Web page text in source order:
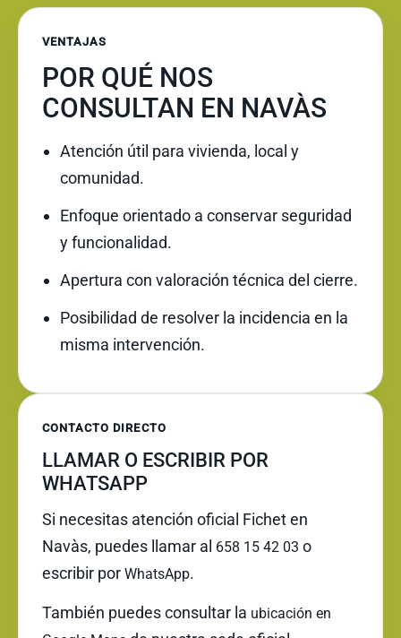
VENTAJAS
POR QUÉ NOS
CONSULTAN EN NAVÀS
Atención útil para vivienda, local y
comunidad.
Enfoque orientado a conservar seguridad
y funcionalidad.
Apertura con valoración técnica del cierre.
Posibilidad de resolver la incidencia en la
misma intervención.
CONTACTO DIRECTO
LLAMAR O ESCRIBIR POR
WHATSAPP
Si necesitas atención oficial Fichet en
Navàs, puedes llamar al 658 15 42 03 o
escribir por WhatsApp.
También puedes consultar la ubicación en